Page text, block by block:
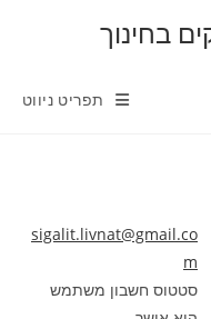
תפריט ניווט
sigalit.livnat@gmail.co
m
סטטוס חשבון משתמש